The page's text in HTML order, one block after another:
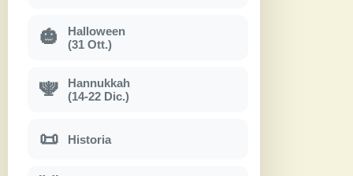
🎃
Halloween
(31 Ott.)
🕎
Hannukkah
(14-22 Dic.)
📜 Historia